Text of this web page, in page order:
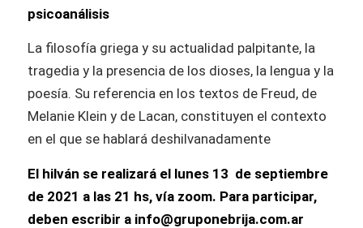
psicoanálisis
La filosofía griega y su actualidad palpitante, la
tragedia y la presencia de los dioses, la lengua y la
poesía. Su referencia en los textos de Freud, de
Melanie Klein y de Lacan, constituyen el contexto
en el que se hablará deshilvanadamente
El hilván se realizará el lunes 13 de septiembre
de 2021 a las 21 hs, vía zoom. Para participar,
deben escribir a info@gruponebrija.com.ar